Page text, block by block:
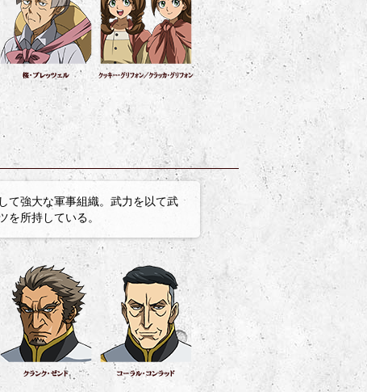
て強大な軍事組織。武力を以て武
を所持している。